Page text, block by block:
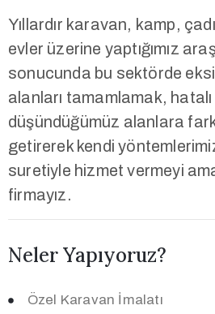
Yıllardır karavan, kamp,
evler üzerine yaptığımız
sonucunda bu sektörde
alanları tamamlamak, hatalı
düşündüğümüz alanlara
getirerek kendi
suretiyle hizmet vermeyi
firmayız.
Neler Yapıyoruz?
Özel Karavan İmalatı